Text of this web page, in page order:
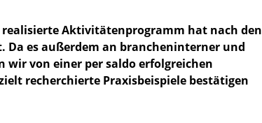
realisierte Aktivitätenprogramm hat nach den
Da es außerdem an brancheninterner und
von einer per saldo erfolgreichen
recherchierte Praxisbeispiele bestätigen